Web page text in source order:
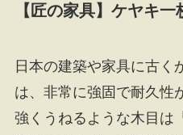
【匠の家具】ケヤキ
日本の建築や家具に古く
は、非常に強固で耐久性
強くうねるような木目は